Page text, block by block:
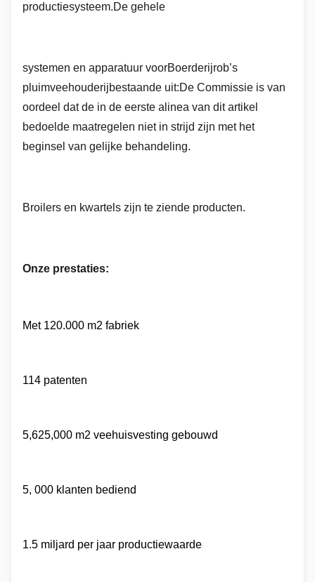
productiesysteem.De gehele
systemen en apparatuur voorBoerderijrob’s
pluimveehouderijbestaande uit:De Commissie is van
oordeel dat de in de eerste alinea van dit artikel
bedoelde maatregelen niet in strijd zijn met het
beginsel van gelijke behandeling.
Broilers en kwartels zijn te ziende producten.
Onze prestaties:
Met 120.000 m2 fabriek
114 patenten
5,625,000 m2 veehuisvesting gebouwd
5, 000 klanten bediend
1.5 miljard per jaar productiewaarde